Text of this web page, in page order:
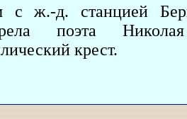
с ж.-д. станцией
поэта
крест.